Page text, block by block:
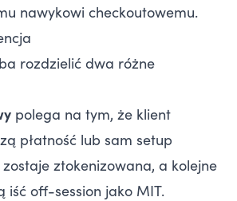
nawykowi checkoutowemu.
rozdzielić dwa różne
polega na tym, że klient
płatność lub sam setup
ztokenizowana, a kolejne
iść off-session jako MIT.